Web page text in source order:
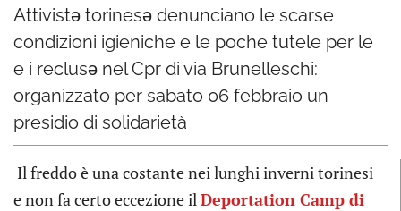
Attivistə torinesə denunciano le scarse
condizioni igieniche e le poche tutele per le
e i reclusə nel Cpr di via Brunelleschi:
organizzato per sabato 06 febbraio un
presidio di solidarietà
Il freddo è una costante nei lunghi inverni torinesi
e non fa certo eccezione il Deportation Camp di